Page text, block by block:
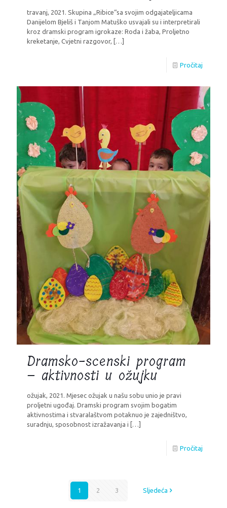
travanj, 2021. Skupina „Ribice“sa svojim odgajateljicama
Danijelom Bjeliš i Tanjom Matuško usvajali su i interpretirali
kroz dramski program igrokaze: Roda i žaba, Proljetno
kreketanje, Cvjetni razgovor, […]
Pročitaj
Dramsko-scenski program
– aktivnosti u ožujku
ožujak, 2021. Mjesec ožujak u našu sobu unio je pravi
proljetni ugođaj. Dramski program svojim bogatim
aktivnostima i stvaralaštvom potaknuo je zajedništvo,
suradnju, sposobnost izražavanja i […]
Pročitaj
1 2 3 Sljedeća